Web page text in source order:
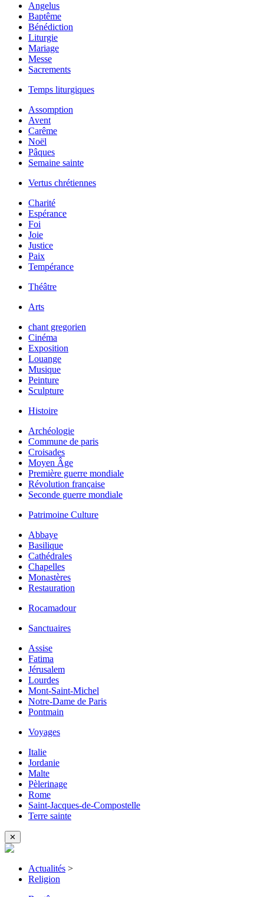
Angelus
Baptême
Bénédiction
Liturgie
Mariage
Messe
Sacrements
Temps liturgiques
Assomption
Avent
Carême
Noël
Pâques
Semaine sainte
Vertus chrétiennes
Charité
Espérance
Foi
Joie
Justice
Paix
Tempérance
Théâtre
Arts
chant gregorien
Cinéma
Exposition
Louange
Musique
Peinture
Sculpture
Histoire
Archéologie
Commune de paris
Croisades
Moyen Âge
Première guerre mondiale
Révolution française
Seconde guerre mondiale
Patrimoine Culture
Abbaye
Basilique
Cathédrales
Chapelles
Monastères
Restauration
Rocamadour
Sanctuaires
Assise
Fatima
Jérusalem
Lourdes
Mont-Saint-Michel
Notre-Dame de Paris
Pontmain
Voyages
Italie
Jordanie
Malte
Pèlerinage
Rome
Saint-Jacques-de-Compostelle
Terre sainte
✕
Actualités >
Religion